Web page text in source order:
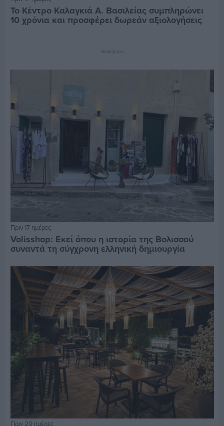
Το Κέντρο Καλαγκιά Α. Βασιλείας συμπληρώνει
10 χρόνια και προσφέρει δωρεάν αξιολογήσεις
Διαφήμιση
Πριν 17 ημέρες
Volisshop: Εκεί όπου η ιστορία της Βολισσού
συναντά τη σύγχρονη ελληνική δημιουργία
Πριν 20 ημέρες